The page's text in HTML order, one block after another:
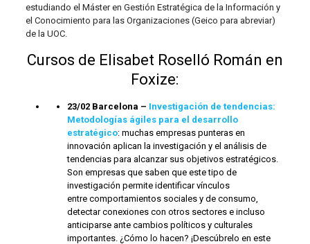
estudiando el Máster en Gestión Estratégica de la Información y
el Conocimiento para las Organizaciones (Geico para abreviar)
de la UOC.
Cursos de Elisabet Roselló Román en
Foxize:
23/02 Barcelona – Investigación de tendencias:
Metodologías ágiles para el desarrollo
estratégico: muchas empresas punteras en
innovación aplican la investigación y el análisis de
tendencias para alcanzar sus objetivos estratégicos.
Son empresas que saben que este tipo de
investigación permite identificar vínculos
entre comportamientos sociales y de consumo,
detectar conexiones con otros sectores e incluso
anticiparse ante cambios políticos y culturales
importantes. ¿Cómo lo hacen? ¡Descúbrelo en este